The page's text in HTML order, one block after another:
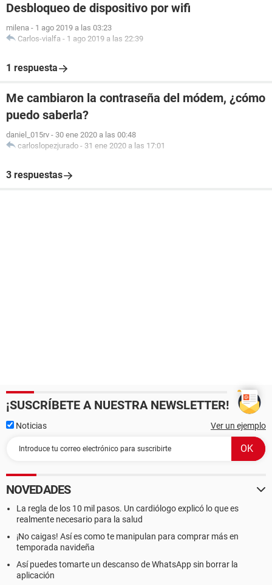
Desbloqueo de dispositivo por wifi
milena - 1 ago 2019 a las 03:23
Carlos-vialfa - 1 ago 2019 a las 22:39
1 respuesta
Me cambiaron la contraseña del módem, ¿cómo
puedo saberla?
daniel_015rv - 30 ene 2020 a las 00:48
carloslopezjurado - 31 ene 2020 a las 17:01
3 respuestas
¡SUSCRÍBETE A NUESTRA NEWSLETTER!
Noticias Ver un ejemplo
NOVEDADES
La regla de los 10 mil pasos. Un cardiólogo explicó lo que es
realmente necesario para la salud
¡No caigas! Así es como te manipulan para comprar más en
temporada navideña
Así puedes tomarte un descanso de WhatsApp sin borrar la
aplicación